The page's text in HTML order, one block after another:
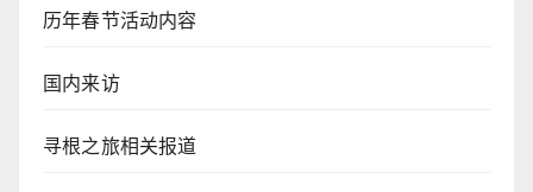
历年春节活动内容
国内来访
寻根之旅相关报道